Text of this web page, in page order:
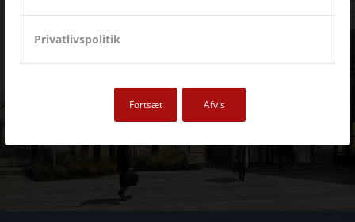
Privatlivspolitik
Fortsæt Afvis
Dansk Gigthospital